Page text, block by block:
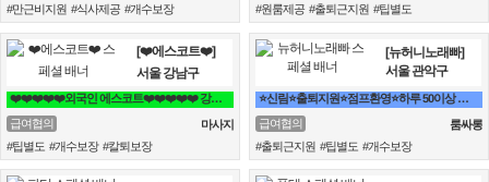
#만근비지원 #식사제공 #개수보장
#원룸제공 #출퇴근지원 #팁별도
[❤️에스코트❤️]
서울 강남구
❤️❤️❤️❤️❤️외국인 에스코트❤️❤️❤️❤️❤️ 강남 여성알바 고소득알바
급여협의
마사지
#팁별도 #개수보장 #칼퇴보장
[뉴허니노래빠]
서울 관악구
⭐신림⭐출퇴지원⭐점프환영⭐하루 50이상 급전 가능
급여협의
룸싸롱
#출퇴근지원 #팁별도 #개수보장